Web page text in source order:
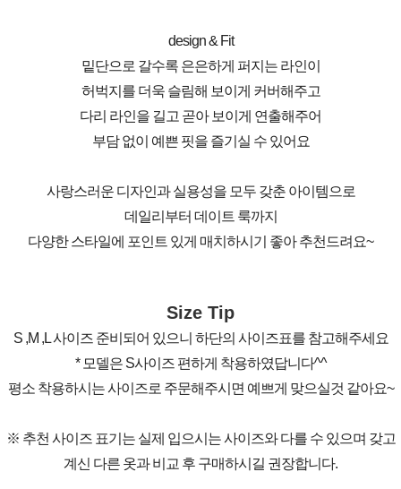
design & Fit
밑단으로 갈수록 은은하게 퍼지는 라인이
허벅지를 더욱 슬림해 보이게 커버해주고
다리 라인을 길고 곧아 보이게 연출해주어
부담 없이 예쁜 핏을 즐기실 수 있어요
사랑스러운 디자인과 실용성을 모두 갖춘 아이템으로
데일리부터 데이트 룩까지
다양한 스타일에 포인트 있게 매치하시기 좋아 추천드려요~
Size Tip
S ,M ,L 사이즈 준비되어 있으니 하단의 사이즈표를 참고해주세요
* 모델은 S사이즈 편하게 착용하였답니다^^
평소 착용하시는 사이즈로 주문해주시면 예쁘게 맞으실것 같아요~
※ 추천 사이즈 표기는 실제 입으시는 사이즈와 다를 수 있으며 갖고
계신 다른 옷과 비교 후 구매하시길 권장합니다.